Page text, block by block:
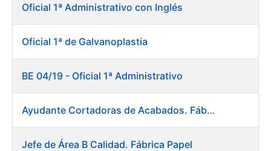
Mostrar/Ocultar
Mostrar/Ocultar
Oficial 1ª Administrativo con Inglés
Oficial 1ª de Galvanoplastia
BE 04/19 - Oficial 1ª Administrativo
Ayudante Cortadoras de Acabados. Fábrica de Papel
Jefe de Área B Calidad. Fábrica Papel